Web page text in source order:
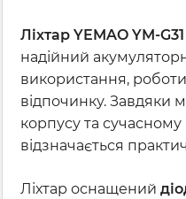
Ліхтар YEMAO YM-
надійний
використання,
відпочинку. Завдяки
корпусу та сучасному
відзначається
Ліхтар оснащений